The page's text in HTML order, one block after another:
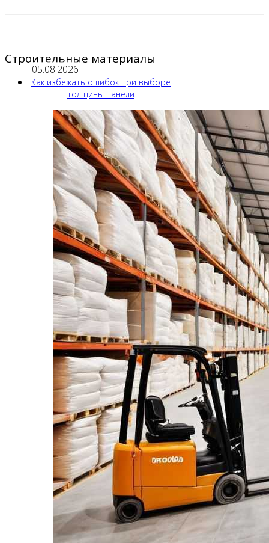
Строительные материалы
05.08.2026
Как избежать ошибок при выборе
толщины панели